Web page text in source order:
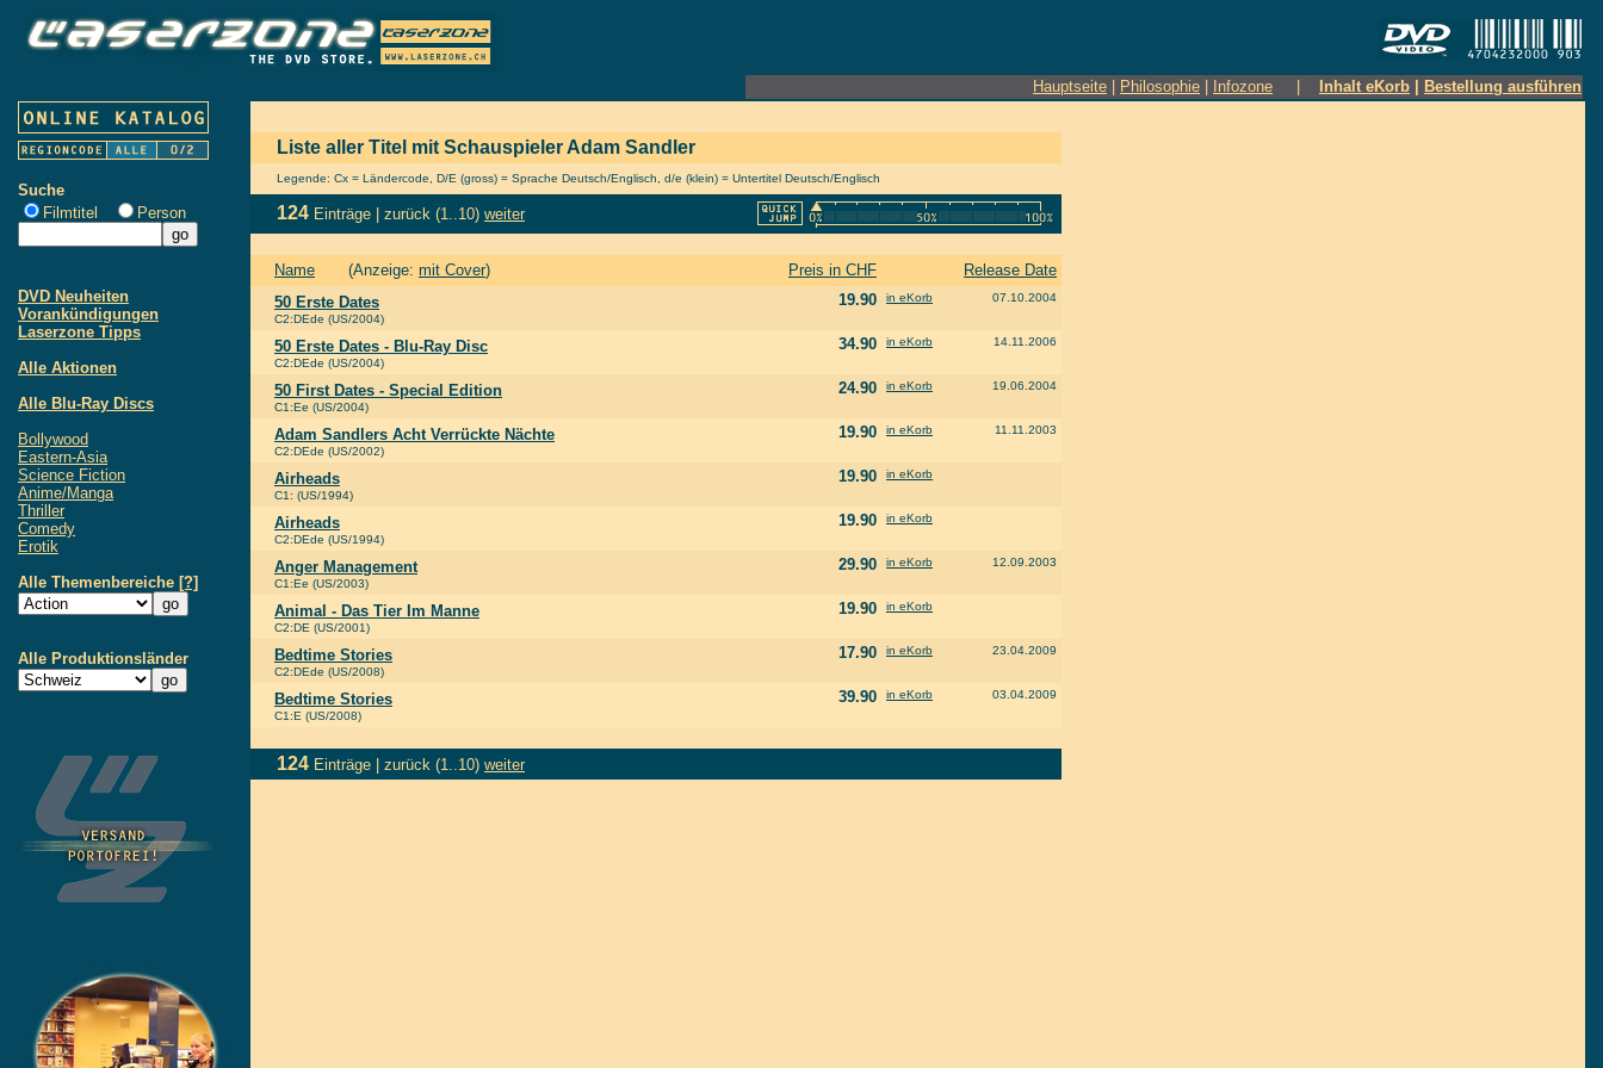
Hauptseite Philosophie Infozone Inhalt eKorb Bestellung ausführen
Suche
Filmtitel
Person
DVD Neuheiten
Vorankündigungen
Laserzone Tipps
Alle Aktionen
Alle Blu-Ray Discs
Bollywood
Eastern-Asia
Science Fiction
Anime/Manga
Thriller
Comedy
Erotik
Alle Themenbereiche [?]
Alle Produktionsländer
Liste aller Titel mit Schauspieler Adam Sandler
Legende: Cx = Ländercode, D/E (gross) = Sprache Deutsch/Englisch, d/e (klein) = Untertitel Deutsch/Englisch
124 Einträge | zurück (1..10) weiter
Name (Anzeige: mit Cover) Preis in CHF
Release Date
50 Erste Dates
C2:DEde (US/2004)
19.90 in eKorb 07.10.2004
50 Erste Dates - Blu-Ray Disc
C2:DEde (US/2004)
34.90 in eKorb 14.11.2006
50 First Dates - Special Edition
C1:Ee (US/2004)
24.90 in eKorb 19.06.2004
Adam Sandlers Acht Verrückte Nächte
C2:DEde (US/2002)
19.90 in eKorb 11.11.2003
Airheads
C1: (US/1994)
19.90 in eKorb
Airheads
C2:DEde (US/1994)
19.90 in eKorb
Anger Management
C1:Ee (US/2003)
29.90 in eKorb 12.09.2003
Animal - Das Tier Im Manne
C2:DE (US/2001)
19.90 in eKorb
Bedtime Stories
C2:DEde (US/2008)
17.90 in eKorb 23.04.2009
Bedtime Stories
C1:E (US/2008)
39.90 in eKorb 03.04.2009
124 Einträge | zurück (1..10) weiter